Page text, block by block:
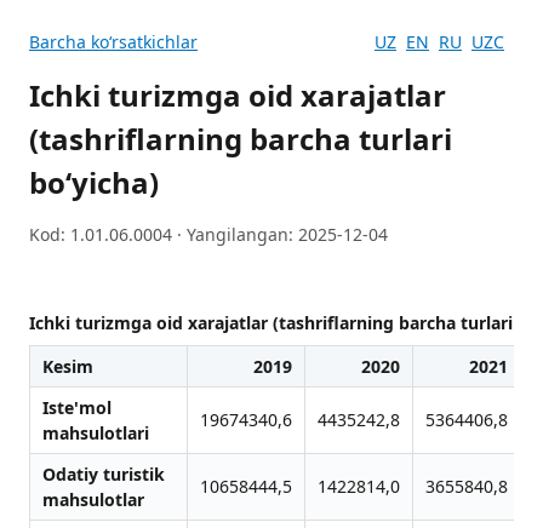
Barcha koʻrsatkichlar UZ EN RU UZC
Ichki turizmga oid xarajatlar
(tashriflarning barcha turlari
bo‘yicha)
Kod: 1.01.06.0004 · Yangilangan: 2025-12-04
Ichki turizmga oid xarajatlar (tashriflarning barcha turlari
Kesim
2019 2020
2021
Iste'mol
mahsulotlari
19674340,6 4435242,8 5364406,8
Odatiy turistik
mahsulotlar
10658444,5 1422814,0 3655840,8